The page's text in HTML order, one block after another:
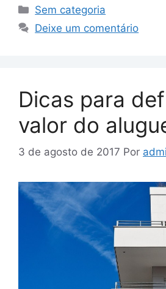
Sem categoria
Deixe um comentário
Dicas para
valor do
3 de agosto de 2017 Por